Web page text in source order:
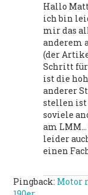
Hallo
ich bin
mir das
anderem
(der
Schritt
ist die
anderer
stellen ist
soviele
am
leider
einen
Pingback: Motor